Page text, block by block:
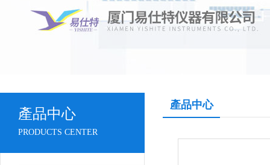
產品中心
PRODUCTS CENTER
產品中心